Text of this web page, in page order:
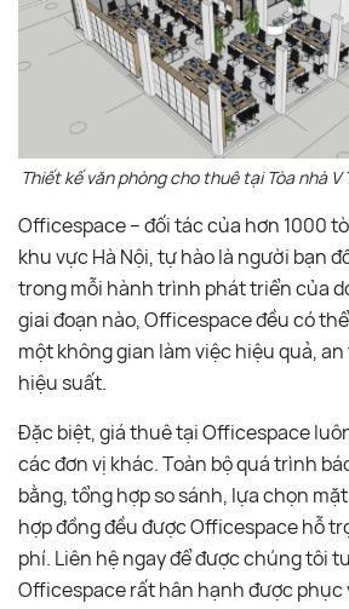
Thiết kế văn phòng cho thuê tại Tòa nhà V
Officespace – đối tác của hơn 1000
khu vực Hà Nội, tự hào là người bạn
trong mỗi hành trình phát triển của
giai đoạn nào, Officespace đều có
một không gian làm việc hiệu quả,
hiệu suất.
Đặc biệt, giá thuê tại Officespace
các đơn vị khác. Toàn bộ quá trình
bằng, tổng hợp so sánh, lựa chọn
hợp đồng đều được Officespace hỗ
phí. Liên hệ ngay để được chúng tôi
Officespace rất hân hạnh được phục